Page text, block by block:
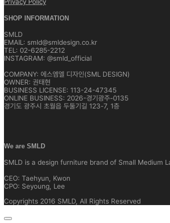
Privacy Policy
SHOP INFORMATION
SMLD
EMAIL: smld@smldesign.co.kr
TEL: 02-6285-2212
INSTAGRAM: @smld_official
COMPANY: 에스엠엘 디자인(SML DESIGN)
OWNER: 권태현
BUSINESS LICENSE: 113-24-47345
ONLINE BUSINESS: 2026-경기광주-0135
경기도 광주시 초월읍 두둘기길 123-7, 1층
We are SMLD
SMLD is a design furniture brand of Small Medium
CEO: Taehyun, Kwon
CPO: Seyoung, Lee
Copyrights 2016 SMLD, All Rights Reserved